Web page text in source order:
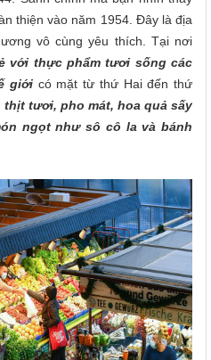
thiện vào năm 1954. Đây là địa
vô cùng yêu thích. Tại nơi
với thực phẩm tươi sống các
giới có mặt từ thứ Hai đến thứ
thịt tươi, pho mát, hoa quả sấy
ngọt như sô cô la và bánh